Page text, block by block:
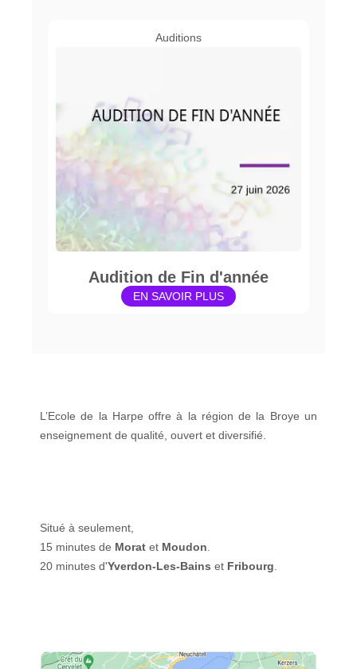
Auditions
Audition de Fin d'année
EN SAVOIR PLUS
L’Ecole de la Harpe offre à la région de la Broye un
enseignement de qualité, ouvert et diversifié.
Situé à seulement,
15 minutes de Morat et Moudon
20 minutes d'Yverdon-Les-Bains et Fribourg